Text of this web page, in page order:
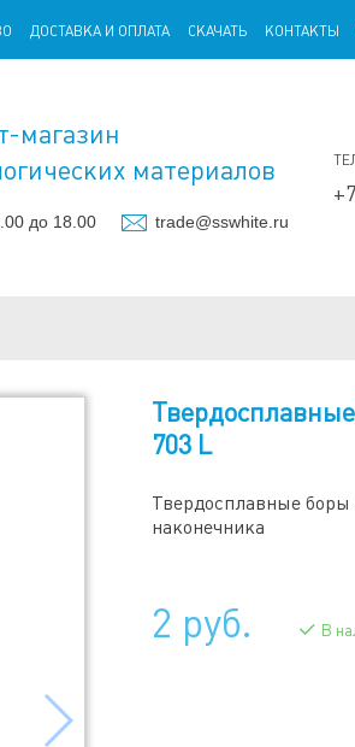
ДОСТАВКА И ОПЛАТА СКАЧАТЬ КОНТАКТЫ
магазин
материалов
до 18.00 trade@sswhite.ru
703 L
Твердосплавные боры
наконечника
2 руб. В